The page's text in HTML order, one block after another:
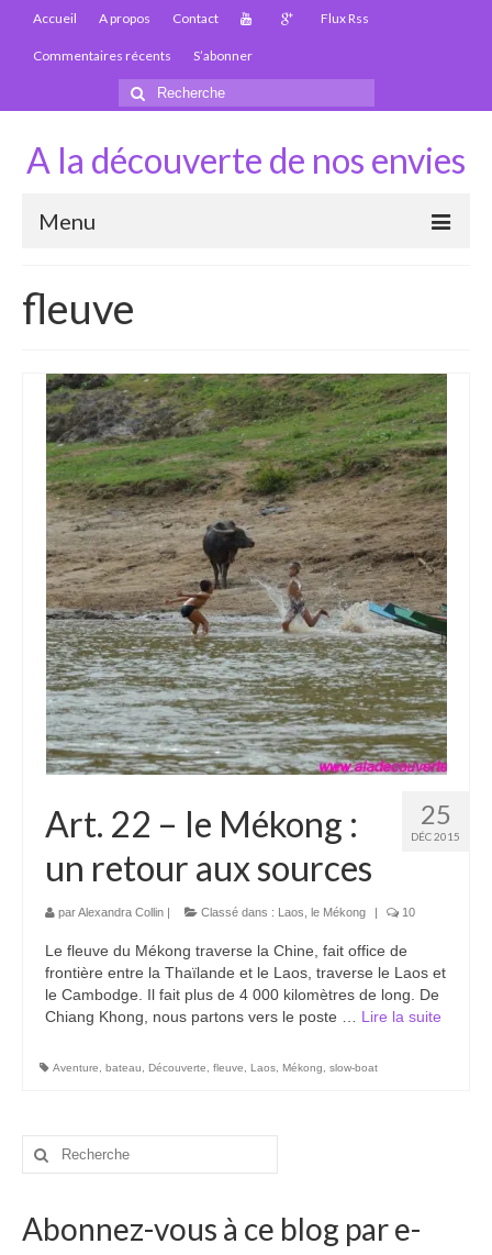
Accueil A propos Contact Flux Rss
Commentaires récents S’abonner
Rechercher
:
A la découverte de nos envies
Menu
Carte Thaïlande
Thaïlande – Infos
Paludisme en Thaïlande
Les articles de la Thaïlande
Laos
Carte du Laos
Laos – infos
Paludisme au Laos
Les articles du Laos
Vietnam
Carte du Vietnam
Vietnam – Infos
Paludisme au Vietnam
Les articles du Vietnam
Cambodge
Carte du Cambodge
Paludisme au Cambodge
France
fleuve
25
DÉC 2015
Art. 22 – le Mékong :
un retour aux sources
parAlexandra Collin | Classé dans : Laos le Mékong | 10
Le fleuve du Mékong traverse la Chine, fait office de
frontière entre la Thaïlande et le Laos, traverse le Laos et
le Cambodge. Il fait plus de 4 000 kilomètres de long. De
Chiang Khong, nous partons vers le poste … Lire la suite­­
Aventure bateau Découverte fleuve Laos Mékong slow-boat
Rechercher
Abonnez-vous à ce blog par e-